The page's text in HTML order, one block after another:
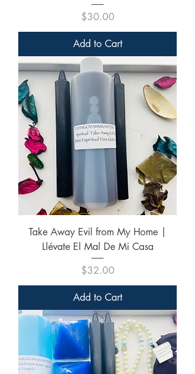
Price
$30.00
Add to Cart
Take Away Evil from My Home |
Llévate El Mal De Mi Casa
Price
$32.00
Add to Cart